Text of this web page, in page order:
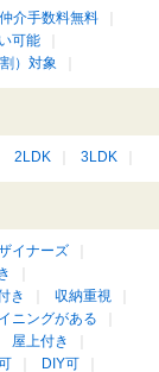
仲介手数料無料
可能
）対象
2LDK 3LDK
イナーズ
き
収納重視
ニングがある
屋上付き
DIY可